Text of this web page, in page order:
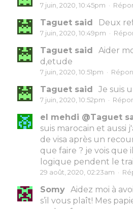
7 juin, 2020, 10:45pm ·
Taguet said Deux
7 juin, 2020, 10:49pm ·
Taguet said
Aider
d,etude
7 juin, 2020, 10:51pm ·
Taguet said Je suis
7 juin, 2020, 10:52pm ·
el mehdi @Taguet
suis marocain et aussi
de visa après un
que faire ? je vois que
logique pendent le
29 août, 2020, 02:23am ·
Somy Aidez moi à
s’il vous plaît! Mes